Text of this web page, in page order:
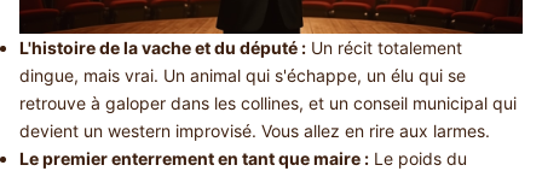
L'histoire de la vache et du député : Un récit totalement
dingue, mais vrai. Un animal qui s'échappe, un élu qui se
retrouve à galoper dans les collines, et un conseil municipal qui
devient un western improvisé. Vous allez en rire aux larmes.
Le premier enterrement en tant que maire : Le poids du